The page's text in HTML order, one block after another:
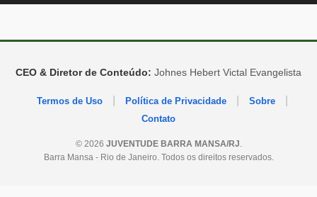
CEO & Diretor de Conteúdo: Johnes Hebert Victal Evangelista
Termos de Uso Política de Privacidade Sobre
Contato
© 2026 JUVENTUDE BARRA MANSA/RJ.
Barra Mansa - Rio de Janeiro. Todos os direitos reservados.